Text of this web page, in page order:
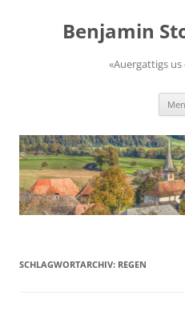
springenBenjamin
«Auergattigs
SCHLAGWORTARCHIV: REGEN